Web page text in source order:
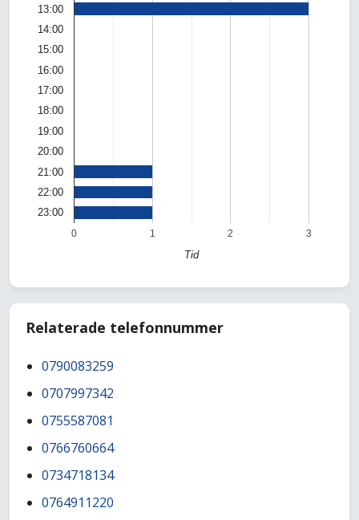
0 1 2 3
13:00
14:00
15:00
16:00
17:00
18:00
19:00
20:00
21:00
22:00
23:00
Tid
Relaterade telefonnummer
0790083259
0707997342
0755587081
0766760664
0734718134
0764911220